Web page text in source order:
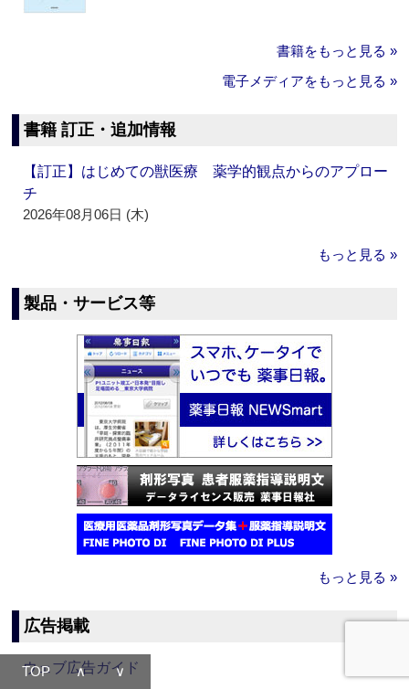
書籍をもっと見る »
電子メディアをもっと見る »
書籍 訂正・追加情報
【訂正】はじめての獣医療 薬学的観点からのアプロー
チ
2026年08月06日 (木)
もっと見る »
製品・サービス等
もっと見る »
広告掲載
ウェブ広告ガイド
TOP ∧ ∨